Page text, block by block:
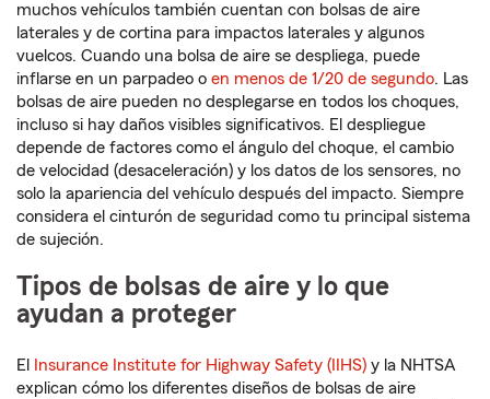
muchos vehículos también cuentan con bolsas de aire
laterales y de cortina para impactos laterales y algunos
vuelcos. Cuando una bolsa de aire se despliega, puede
inflarse en un parpadeo o en menos de 1/20 de segundo. Las
bolsas de aire pueden no desplegarse en todos los choques,
incluso si hay daños visibles significativos. El despliegue
depende de factores como el ángulo del choque, el cambio
de velocidad (desaceleración) y los datos de los sensores, no
solo la apariencia del vehículo después del impacto. Siempre
considera el cinturón de seguridad como tu principal sistema
de sujeción.
Tipos de bolsas de aire y lo que
ayudan a proteger
El Insurance Institute for Highway Safety (IIHS) y la NHTSA
explican cómo los diferentes diseños de bolsas de aire